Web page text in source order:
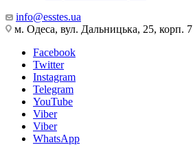
info@esstes.ua
м. Одеса, вул. Дальницька, 25, корп. 7
Facebook
Twitter
Instagram
Telegram
YouTube
Viber
Viber
WhatsApp